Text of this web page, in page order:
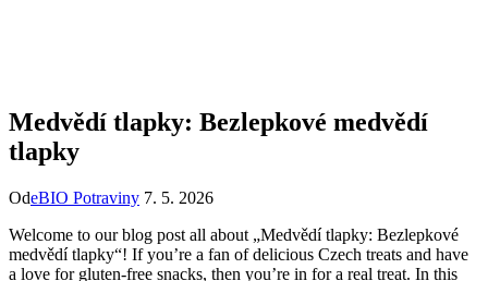
Medvědí tlapky: Bezlepkové medvědí
tlapky
OdeBIO Potraviny 7. 5. 2026
Welcome to our blog post all about „Medvědí tlapky: Bezlepkové
medvědí tlapky“! If you’re a fan of delicious Czech treats and have
a love for gluten-free snacks, then you’re in for a real treat. In this